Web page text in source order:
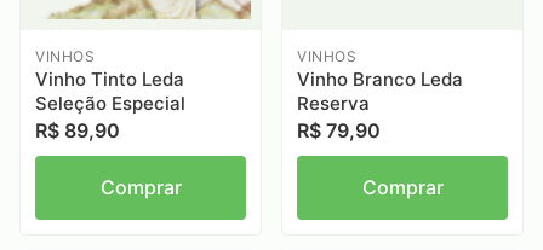
VINHOS
Vinho Tinto Leda
Seleção Especial
R$ 89,90
Comprar
VINHOS
Vinho Branco Leda
Reserva
R$ 79,90
Comprar